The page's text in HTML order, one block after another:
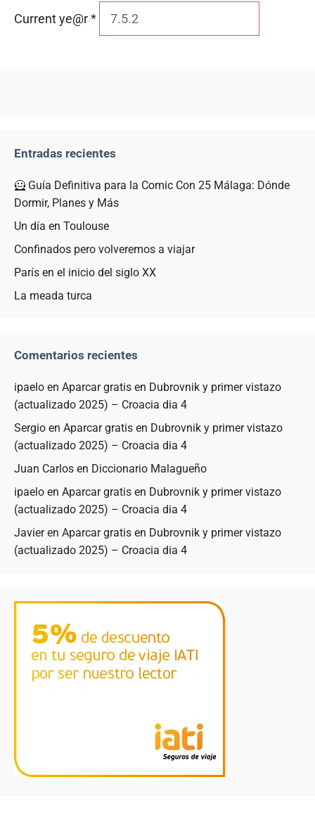
Current ye@r*
Entradas recientes
🦸 Guía Definitiva para la Comic Con 25 Málaga: Dónde
Dormir, Planes y Más
Un día en Toulouse
Confinados pero volveremos a viajar
París en el inicio del siglo XX
La meada turca
Comentarios recientes
ipaelo en Aparcar gratis en Dubrovnik y primer vistazo
(actualizado 2025) – Croacia dia 4
Sergio en Aparcar gratis en Dubrovnik y primer vistazo
(actualizado 2025) – Croacia dia 4
Juan Carlos en Diccionario Malagueño
ipaelo en Aparcar gratis en Dubrovnik y primer vistazo
(actualizado 2025) – Croacia dia 4
Javieren Aparcar gratis en Dubrovnik y primer vistazo
(actualizado 2025) – Croacia dia 4